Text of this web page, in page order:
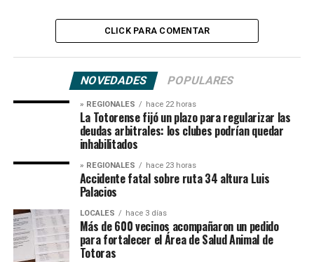
CLICK PARA COMENTAR
NOVEDADES POPULARES
» REGIONALES hace 22 horas
La Totorense fijó un plazo para regularizar las
deudas arbitrales: los clubes podrían quedar
inhabilitados
» REGIONALES hace 23 horas
Accidente fatal sobre ruta 34 altura Luis
Palacios
LOCALES hace 3 días
Más de 600 vecinos acompañaron un pedido
para fortalecer el Área de Salud Animal de
Totoras